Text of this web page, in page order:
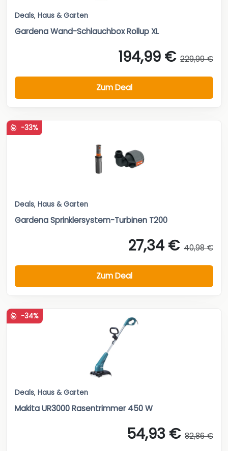
Deals, Haus & Garten
Gardena Wand-Schlauchbox Rollup XL
194,99 € 229,99 €
Zum Deal
-33%
Deals, Haus & Garten
Gardena Sprinklersystem-Turbinen T200
27,34 € 40,98 €
Zum Deal
-34%
Deals, Haus & Garten
Makita UR3000 Rasentrimmer 450 W
54,93 € 82,86 €